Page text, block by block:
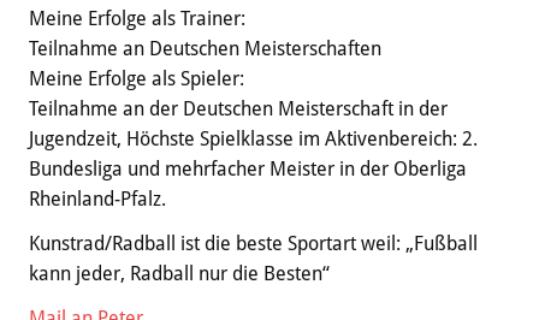
Meine Erfolge als Trainer:
Teilnahme an Deutschen Meisterschaften
Meine Erfolge als Spieler:
Teilnahme an der Deutschen Meisterschaft in der
Jugendzeit, Höchste Spielklasse im Aktivenbereich: 2.
Bundesliga und mehrfacher Meister in der Oberliga
Rheinland-Pfalz.
Kunstrad/Radball ist die beste Sportart weil: „Fußball
kann jeder, Radball nur die Besten“